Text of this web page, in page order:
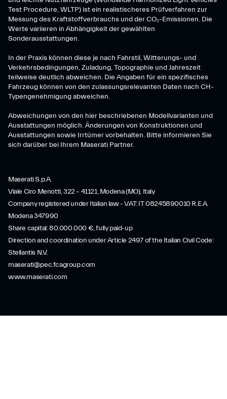
Test Procedure, WLTP) ist ein realistischeres Prüfverfahren zur
Messung des Kraftstoffverbrauchs und der CO₂-Emissionen. Die
Werte variieren in Abhängigkeit der gewählten
Sonderausstattungen.
In der Praxis können diese je nach Fahrstil, Witterungs- und
Verkehrsbedingungen, Zuladung, Topographie und Jahreszeit
teilweise deutlich abweichen. Die Angaben für ein spezifisches
Fahrzeug können von den zulassungsrelevanten Daten nach CH-
Typengenehmigung abweichen.
Abweichungen von den hier beschriebenen Modellvarianten und
Ausstattungen möglich. Änderungen von Konstruktionen und
Ausstattungen sowie Irrtümer vorbehalten. Bitte informieren Sie
sich darüber bei Ihrem Maserati Partner.
Maserati S.p.A.
Viale Ciro Menotti, 322 – 41121, Modena (MO), Italy
Company registered under Italian law - VAT: IT 08245890010 R.E.A.
Modena 347990
Share capital: 80.000.000 €, fully paid-up
Direction and coordination under Article 2497 of the Italian Civil Code:
Stellantis N.V.
maserati@pec.fcagroup.com
www.maserati.com